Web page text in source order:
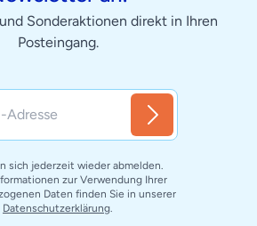
Sonderaktionen direkt in Ihren
Posteingang.
sich jederzeit wieder abmelden.
zur Verwendung Ihrer
Daten finden Sie in unserer
Datenschutzerklärung.